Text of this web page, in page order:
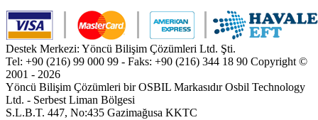
Destek Merkezi: Yöncü Bilişim Çözümleri Ltd. Şti.
Tel: +90 (216) 99 000 99 - Faks: +90 (216) 344 18 90 Copyright ©
2001 - 2026
Yöncü Bilişim Çözümleri bir OSBIL Markasıdır Osbil Technology
Ltd. - Serbest Liman Bölgesi
S.L.B.T. 447, No:435 Gazimağusa KKTC